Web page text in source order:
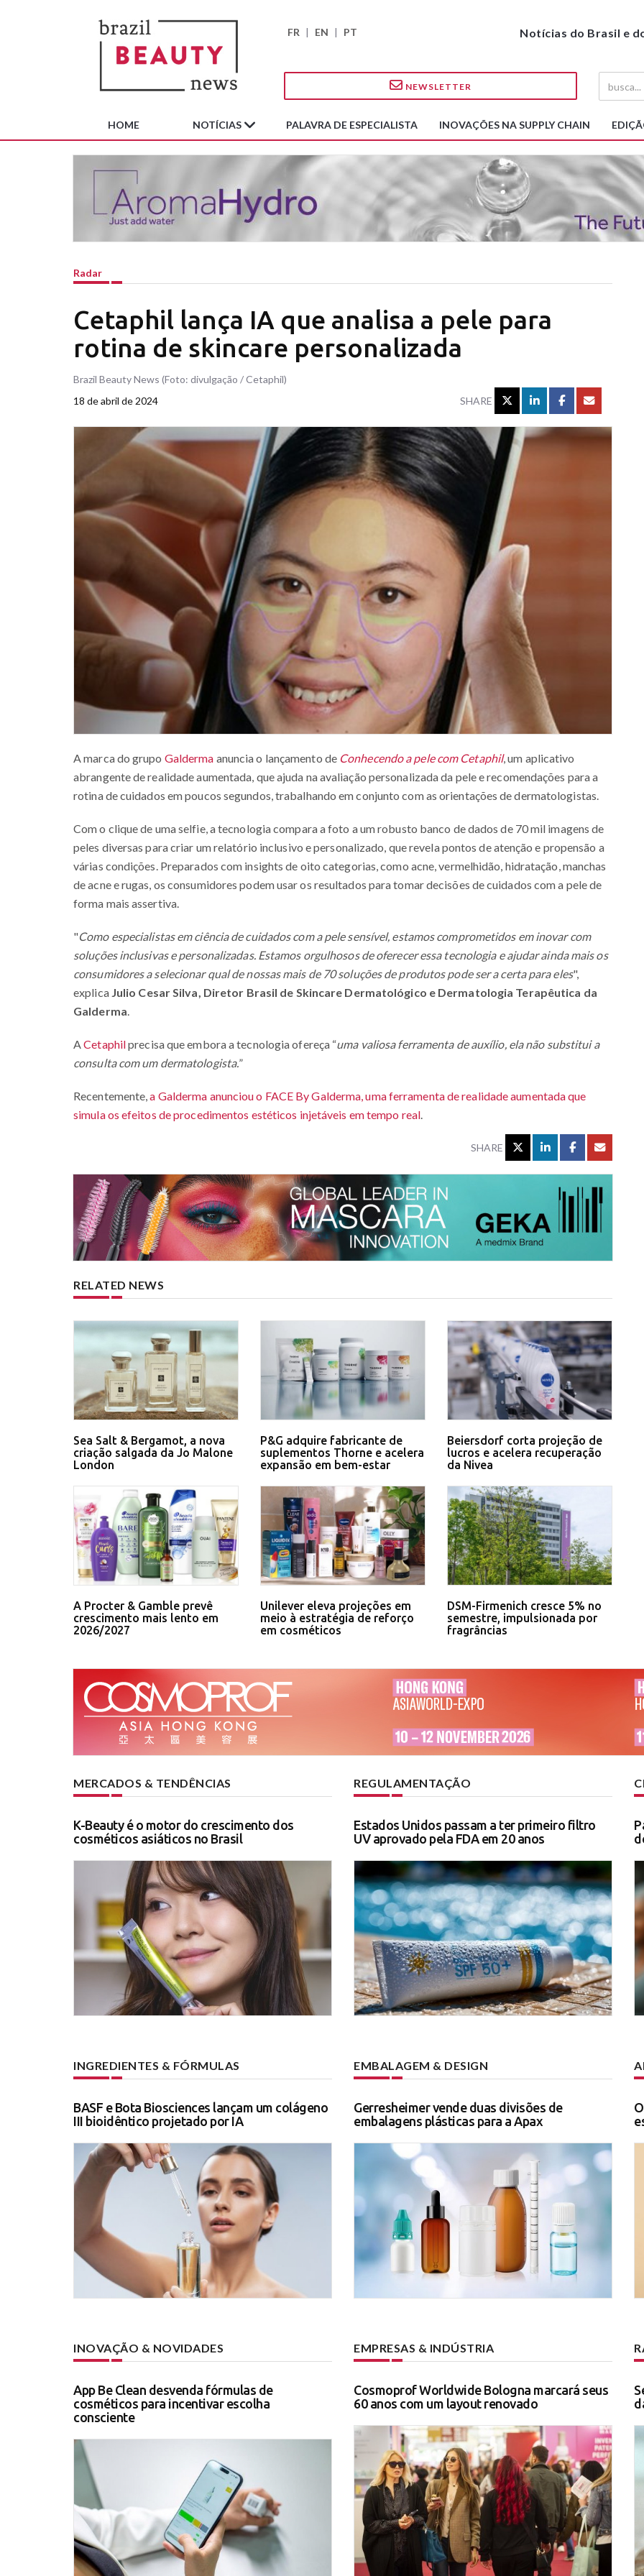
FR | EN | PT Notícias do Brasil e
NEWSLETTER
HOME NOTÍCIAS PALAVRA DE ESPECIALISTA INOVAÇÕES NA SUPPLY CHAIN
Radar
Cetaphil lança IA que analisa a pele para
rotina de skincare personalizada
Brazil Beauty News (Foto: divulgação / Cetaphil)
18 de abril de 2024
SHARE
A marca do grupo Galderma anuncia o lançamento de Conhecendo a pele com Cetaphil, um aplicativo
abrangente de realidade aumentada, que ajuda na avaliação personalizada da pele e recomendações para a
rotina de cuidados em poucos segundos, trabalhando em conjunto com as orientações de dermatologistas.
Com o clique de uma selfie, a tecnologia compara a foto a um robusto banco de dados de 70 mil imagens de
peles diversas para criar um relatório inclusivo e personalizado, que revela pontos de atenção e propensão a
várias condições. Preparados com insights de oito categorias, como acne, vermelhidão, hidratação, manchas
de acne e rugas, os consumidores podem usar os resultados para tomar decisões de cuidados com a pele de
forma mais assertiva.
"Como especialistas em ciência de cuidados com a pele sensível, estamos comprometidos em inovar com
soluções inclusivas e personalizadas. Estamos orgulhosos de oferecer essa tecnologia e ajudar ainda mais os
consumidores a selecionar qual de nossas mais de 70 soluções de produtos pode ser a certa para eles",
explica Julio Cesar Silva, Diretor Brasil de Skincare Dermatológico e Dermatologia Terapêutica da
Galderma.
ACetaphilprecisa que embora a tecnologia ofereça “uma valiosa ferramenta de auxílio, ela não substitui a
consulta com um dermatologista.”
Recentemente,a Galderma anunciou o FACE By Galderma, uma ferramenta de realidade aumentada que
simula os efeitos de procedimentos estéticos injetáveis em tempo real.
SHARE
RELATED NEWS
Sea Salt & Bergamot, a nova
criação salgada da Jo Malone
London
P&G adquire fabricante de
suplementos Thorne e acelera
expansão em bem-estar
Beiersdorf corta projeção de
lucros e acelera recuperação
da Nivea
A Procter & Gamble prevê
crescimento mais lento em
2026/2027
Unilever eleva projeções em
meio à estratégia de reforço
em cosméticos
DSM-Firmenich cresce 5% no
semestre, impulsionada por
fragrâncias
MERCADOS & TENDÊNCIAS
K-Beauty é o motor do crescimento dos
cosméticos asiáticos no Brasil
REGULAMENTAÇÃO
Estados Unidos passam a ter primeiro filtro
UV aprovado pela FDA em 20 anos
INGREDIENTES & FÓRMULAS
BASF e Bota Biosciences lançam um colágeno
III bioidêntico projetado por IA
EMBALAGEM & DESIGN
Gerresheimer vende duas divisões de
embalagens plásticas para a Apax
INOVAÇÃO & NOVIDADES
App Be Clean desvenda fórmulas de
cosméticos para incentivar escolha
consciente
EMPRESAS & INDÚSTRIA
Cosmoprof Worldwide Bologna marcará seus
60 anos com um layout renovado